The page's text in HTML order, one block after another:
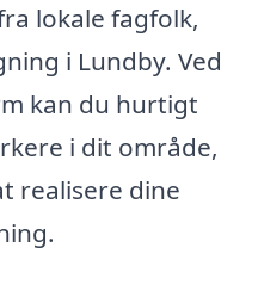
lokale fagfolk,
i Lundby. Ved
kan du hurtigt
i dit område,
realisere dine